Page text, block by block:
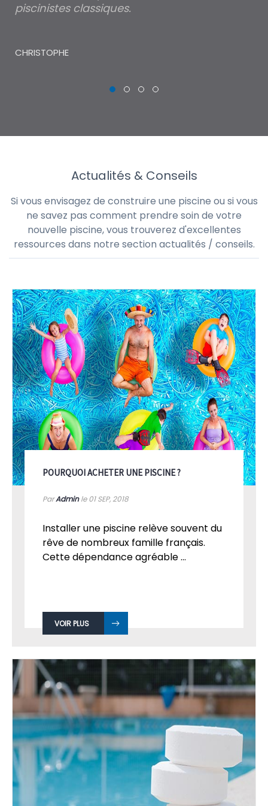
piscinistes classiques.
CHRISTOPHE
Actualités & Conseils
Si vous envisagez de construire une piscine ou si vous
ne savez pas comment prendre soin de votre
nouvelle piscine, vous trouverez d'excellentes
ressources dans notre section actualités / conseils.
POURQUOI ACHETER UNE PISCINE ?
ParAdminle 01SEP, 2018
Installer une piscine relève souvent du
rêve de nombreux famille français.
Cette dépendance agréable ...
VOIR PLUS